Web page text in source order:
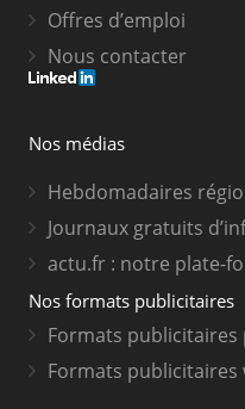
Offres d’emploi
Nous contacter
Nos médias
Hebdomadaires
Journaux gratuits
actu.fr : notre plate-
Nos formats publicitaires
Formats publicitaires
Formats publicitaires